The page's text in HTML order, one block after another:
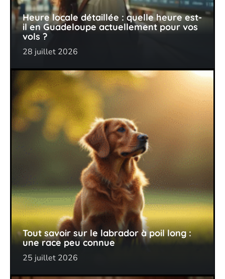
Heure locale détaillée : quelle heure est-
il en Guadeloupe actuellement pour vos
vols ?
28 juillet 2026
Tout savoir sur le labrador à poil long :
une race peu connue
25 juillet 2026